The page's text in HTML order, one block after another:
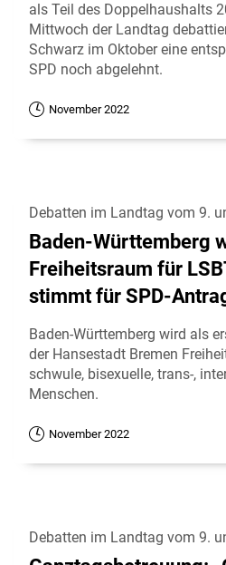
als Teil des Doppelhaushalts
Mittwoch der Landtag
Schwarz im Oktober eine
SPD noch abgelehnt.
November 2022
Debatten im Landtag vom 9.
Baden-Württemberg
Freiheitsraum für
stimmt für SPD-
Baden-Württemberg wird als
der Hansestadt Bremen
schwule, bisexuelle, trans-,
Menschen.
November 2022
Debatten im Landtag vom 9.